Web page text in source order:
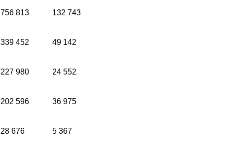
756 813 132 743
339 452 49 142
227 980 24 552
202 596 36 975
28 676 5 367